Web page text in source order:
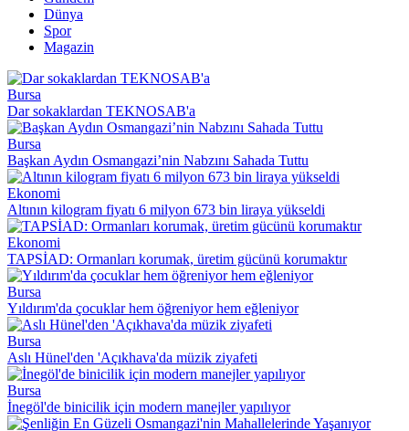
Dünya
Spor
Magazin
Bursa
Dar sokaklardan TEKNOSAB'a
Bursa
Başkan Aydın Osmangazi’nin Nabzını Sahada Tuttu
Ekonomi
Altının kilogram fiyatı 6 milyon 673 bin liraya yükseldi
Ekonomi
TAPSİAD: Ormanları korumak, üretim gücünü korumaktır
Bursa
Yıldırım'da çocuklar hem öğreniyor hem eğleniyor
Bursa
Aslı Hünel'den 'Açıkhava'da müzik ziyafeti
Bursa
İnegöl'de binicilik için modern manejler yapılıyor